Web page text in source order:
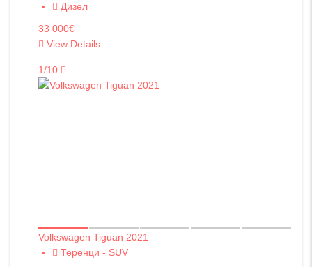
Дизел
33 000€
View Details
1/10
Volkswagen Tiguan 2021
Теренци - SUV